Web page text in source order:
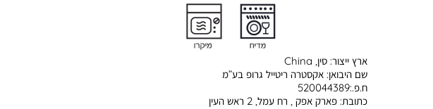
ארץ ייצור:סין, China
שם היבואן:אקסטרה ריטייל גרופ בע”מ
ח.פ.:520044389
כתובת:פארק אפק , רח עמל, 2 ראש העין